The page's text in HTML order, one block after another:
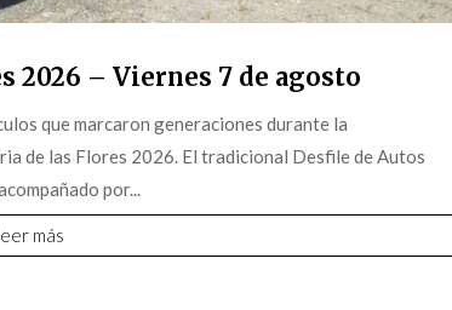
2026 – Viernes 7 de agosto
que marcaron generaciones durante la
de las Flores 2026. El tradicional Desfile de Autos
por...
más